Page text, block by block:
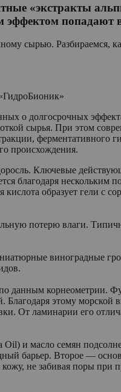
«экстракты
эффектом попадают
сырью. Разбираемся,
о долгосрочных
сырья. При этом
ферментативного
происхождения.
Ключевые
благодаря нескольким
кислота образует гели с
потерю влаги.
виноградные
данным корнеометрии.
этому морской
От ламинарии его
и масло семян
барьер. Второе —
не забивая поры при